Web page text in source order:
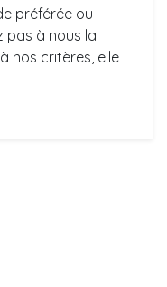
préférée ou
pas à nous la
nos critères, elle